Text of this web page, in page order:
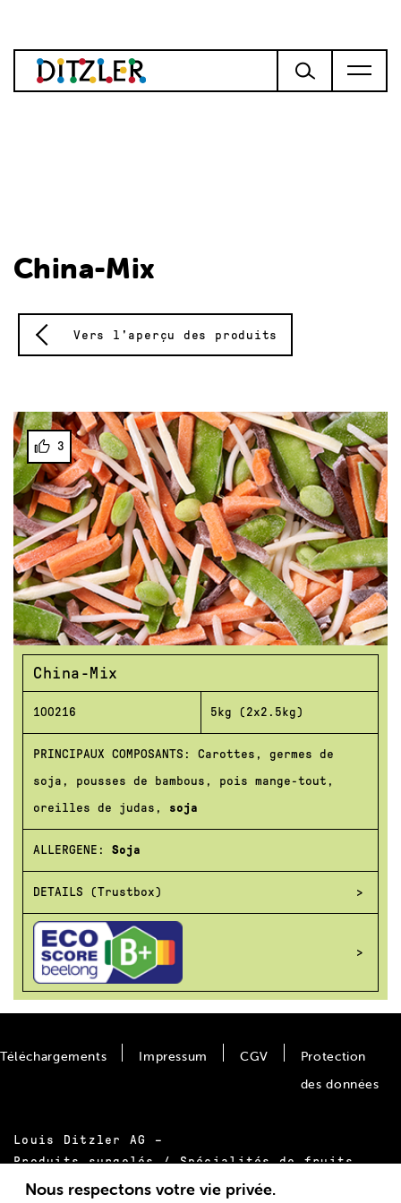
Nous respectons votre vie privée.
China-Mix
Vers l'aperçu des produits
3
China-Mix
100216 5kg (2x2.5kg)
PRINCIPAUX COMPOSANTS: Carottes, germes de
soja, pousses de bambous, pois mange-tout,
oreilles de judas, soja
ALLERGENE: Soja
DETAILS (Trustbox)
Louis Ditzler AG –
Produits surgelés / Spécialités de fruits
Bäumlimattstrasse 20
Téléchargements Impressum CGV
Protection
des données